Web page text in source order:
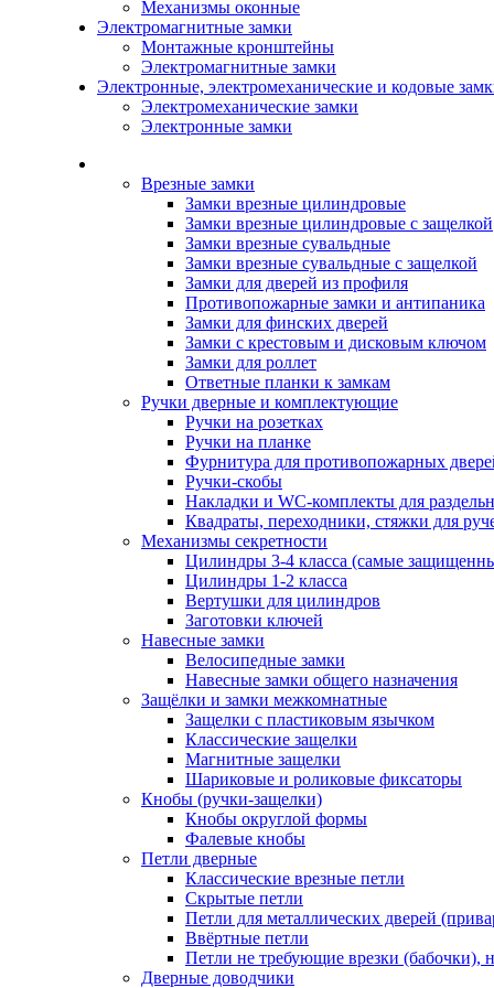
Механизмы оконные
Электромагнитные замки
Монтажные кронштейны
Электромагнитные замки
Электронные, электромеханические и кодовые
Электромеханические замки
Электронные замки
Врезные замки
Замки врезные цилиндровые
Замки врезные цилиндровые с защелкой
Замки врезные сувальдные
Замки врезные сувальдные с защелкой
Замки для дверей из профиля
Противопожарные замки и антипаника
Замки для финских дверей
Замки с крестовым и дисковым ключом
Замки для роллет
Ответные планки к замкам
Ручки дверные и комплектующие
Ручки на розетках
Ручки на планке
Фурнитура для противопожарных
Ручки-скобы
Накладки и WC-комплекты для
Квадраты, переходники, стяжки для
Механизмы секретности
Цилиндры 3-4 класса (самые
Цилиндры 1-2 класса
Вертушки для цилиндров
Заготовки ключей
Навесные замки
Велосипедные замки
Навесные замки общего назначения
Защёлки и замки межкомнатные
Защелки с пластиковым язычком
Классические защелки
Магнитные защелки
Шариковые и роликовые фиксаторы
Кнобы (ручки-защелки)
Кнобы округлой формы
Фалевые кнобы
Петли дверные
Классические врезные петли
Скрытые петли
Петли для металлических дверей
Ввёртные петли
Петли не требующие врезки (бабочки),
Дверные доводчики